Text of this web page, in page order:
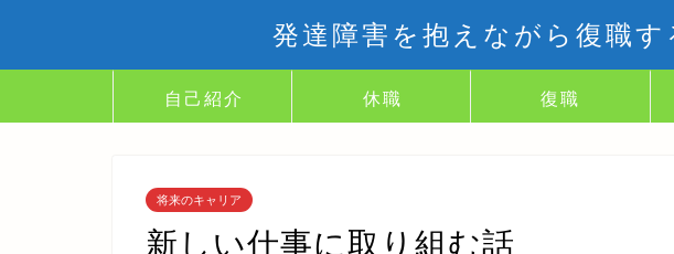
発達障害を抱えながら復職
自己紹介 休職 復職
将来のキャリア
新しい仕事に取り組む話